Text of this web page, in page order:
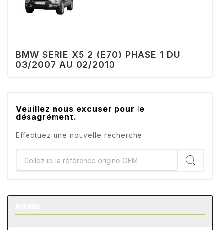
BMW SERIE X5 2 (E70) PHASE 1 DU
03/2007 AU 02/2010
Veuillez nous excuser pour le
désagrément.
Effectuez une nouvelle recherche